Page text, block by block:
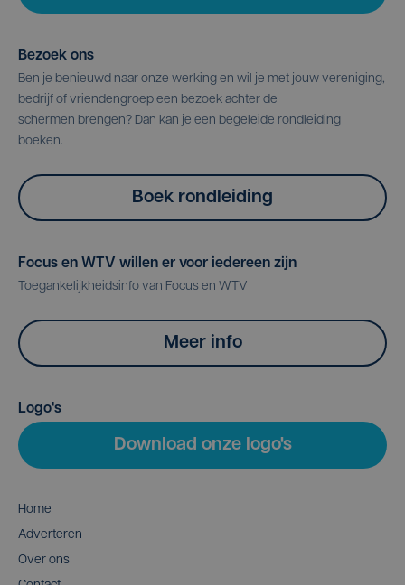
Bezoek ons
Ben je benieuwd naar onze werking en wil je met jouw vereniging,
bedrijf of vriendengroep een bezoek achter de
schermen brengen? Dan kan je een begeleide rondleiding
boeken.
Boek rondleiding
Focus en WTV willen er voor iedereen zijn
Toegankelijkheidsinfo van Focus en WTV
Meer info
Logo's
Download onze logo's
Home
Adverteren
Over ons